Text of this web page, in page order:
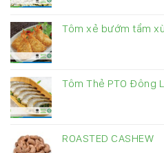
Tôm xẻ bướm tẩm
Tôm Thẻ PTO Đông
ROASTED CASHEW